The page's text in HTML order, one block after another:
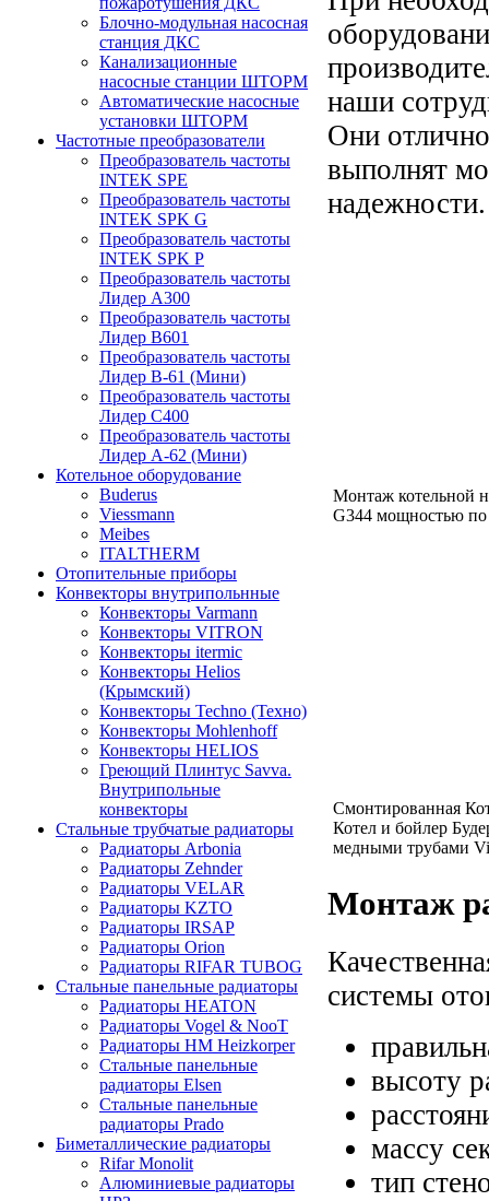
Блочно-модульная насосная
станция ДКС
Канализационные
насосные станции ШТОРМ
Автоматические насосные
установки ШТОРМ
Частотные преобразователи
Преобразователь частоты
INTEK SPE
Преобразователь частоты
INTEK SPK G
Преобразователь частоты
INTEK SPK P
Преобразователь частоты
Лидер А300
Преобразователь частоты
Лидер B601
Преобразователь частоты
Лидер В-61 (Мини)
Преобразователь частоты
Лидер С400
Преобразователь частоты
Лидер А-62 (Мини)
Котельное оборудование
Buderus
Viessmann
Meibes
ITALTHERM
Отопительные приборы
Конвекторы внутрипольнные
Конвекторы Varmann
Конвекторы VITRON
Конвекторы itermic
Конвекторы Helios
(Крымский)
Конвекторы Techno (Техно)
Конвекторы Mohlenhoff
Конвекторы HELIOS
Греющий Плинтус Savva.
Внутрипольные
конвекторы
Стальные трубчатые радиаторы
Радиаторы Arbonia
Радиаторы Zehnder
Радиаторы VELAR
Радиаторы KZTO
Радиаторы IRSAP
Радиаторы Orion
Радиаторы RIFAR TUBOG
Стальные панельные радиаторы
Радиаторы HEATON
Радиаторы Vogel & NooT
Радиаторы HM Heizkorper
Стальные панельные
радиаторы Elsen
Стальные панельные
радиаторы Prado
Биметаллические радиаторы
Rifar Monolit
Алюминиевые радиаторы
наши
Они
выполнят
надежности.
Монтаж котельной
G344 мощностью
Смонтированная
Котел и бойлер
медными трубами
Монтаж
системы
высоту
массу
тип